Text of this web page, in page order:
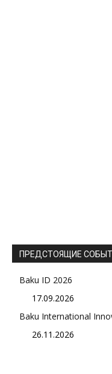
ПРЕДСТОЯЩИЕ
Baku ID 2026
17.09.2026
Baku International
26.11.2026